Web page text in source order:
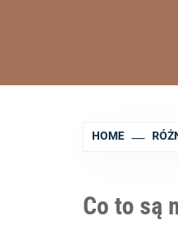
HOME
Co to są